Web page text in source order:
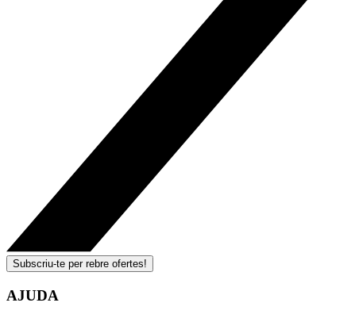
Subscriu-te per rebre ofertes!
AJUDA